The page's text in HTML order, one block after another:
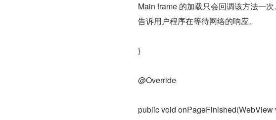
Main frame 的加载只会回调该方法一
告诉用户程序在等待网络的响应。
}
@Override
public void onPageFinished(WebView